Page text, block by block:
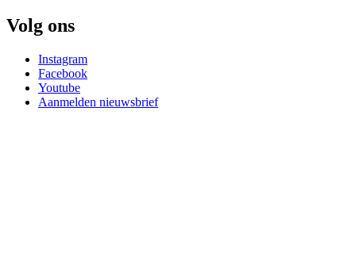
Volg ons
Instagram
Facebook
Youtube
Aanmelden nieuwsbrief